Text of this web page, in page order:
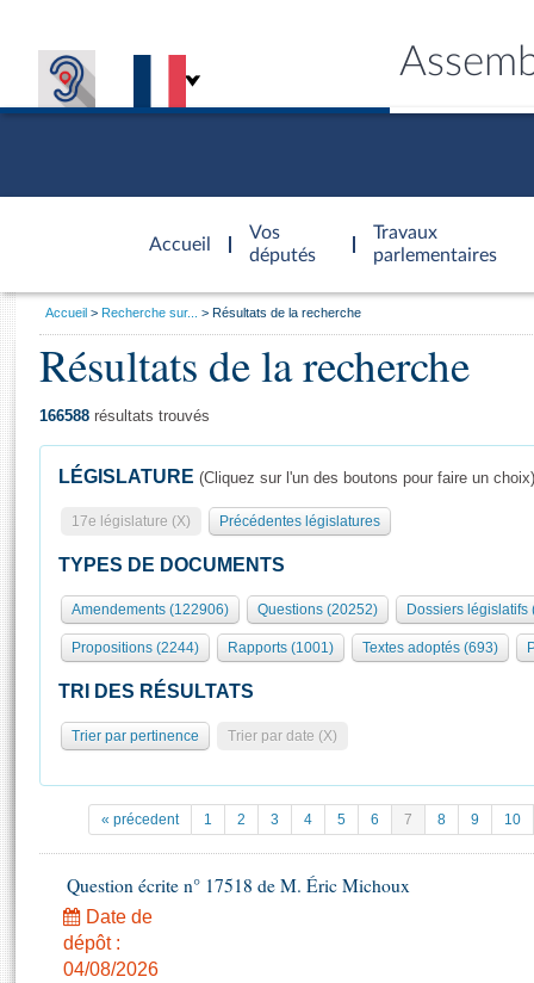
Accueil
d'accueil
Vos
députés
Travaux
parlementaires
Présidence
577 députés
Groupes politiques
Séance publique
Commissions et autres organes
Europe et International
Pétitions
Projets de loi
Propositions de loi
Amendements
Textes adoptés
Général
Rôle et pouvoirs de l'Assemblée
Organisation de l'Assemblée
Présidence Conférence des Présidents Bureau Collège des
Statistiques et chiffres clés
Documents de référence
( Constitution | Règlement de l'Assemblée ... )
Histoire
Juniors
Visiter l'Assemblée
Visite virtuelle du palais Bourbon
Assister à une séance
La Bibliothèque
Contacts et plan d'accès
Photos libres de droit
Vous
Accueil Recherche sur... Résultats de la recherche
Résultats de la recherche
166588 résultats trouvés
LÉGISLATURE (Cliquez sur l'un des boutons pour faire un choix)
17e législature (X) Précédentes législatures
TYPES DE DOCUMENTS
Amendements (122906) Questions (20252) Dossiers législatifs
Propositions (2244) Rapports (1001) Textes adoptés (693)
TRI DES RÉSULTATS
Trier par pertinence Trier par date (X)
« précedent 1 2 3 4 5 6 7 8 9 10
Question écrite n° 17518 de M. Éric Michoux
Date de
dépôt :
04/08/2026